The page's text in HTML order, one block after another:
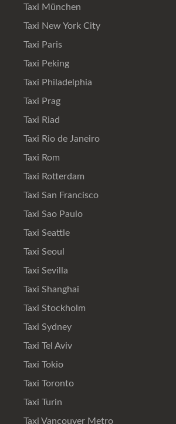
Taxi München
Taxi New York City
Taxi Paris
Taxi Peking
Taxi Philadelphia
Taxi Prag
Taxi Riad
Taxi Rio de Janeiro
Taxi Rom
Taxi Rotterdam
Taxi San Francisco
Taxi Sao Paulo
Taxi Seattle
Taxi Seoul
Taxi Sevilla
Taxi Shanghai
Taxi Stockholm
Taxi Sydney
Taxi Tel Aviv
Taxi Tokio
Taxi Toronto
Taxi Turin
Taxi Vancouver Metro